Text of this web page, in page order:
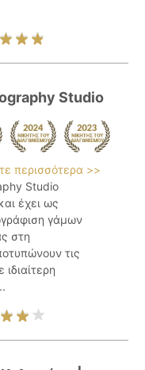
Studio
περισσότερα >>
Studio
έχει ως
γάμων
στη
τις